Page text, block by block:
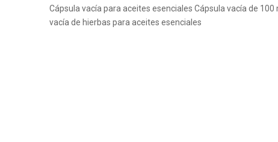
Cápsula vacía para aceites esenciales Cápsula vacía de 100
vacía de hierbas para aceites esenciales